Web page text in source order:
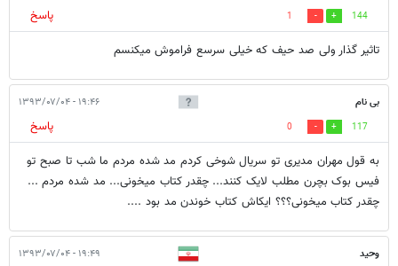
144
1
پاسخ
تاثیر گذار ولی صد حیف که خیلی سرسع فراموش میکنسم
بی نام ۱۹:۴۶ - ۱۳۹۳/۰۷/۰۴
117
0
پاسخ
به قول مهران مدیری تو سریال شوخی کردم مد شده مردم ما شب تا صبح تو
فیس بوک بچرن مطلب لایک کنند... چقدر کتاب میخونی... مد شده مردم ...
چقدر کتاب میخونی؟؟؟ ایکاش کتاب خوندن مد بود ....
وحيد ۱۹:۴۹ - ۱۳۹۳/۰۷/۰۴